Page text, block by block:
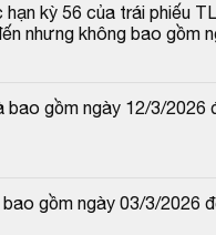
kỳ 56 của trái phiếu
nhưng không bao gồm
gồm ngày 12/3/2026
gồm ngày 03/3/2026